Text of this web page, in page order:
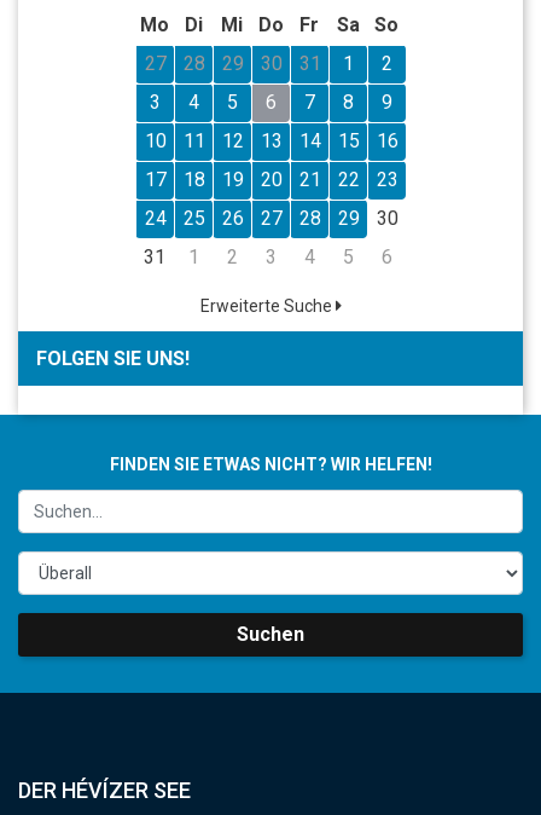
Mo
Di Mi Do Fr Sa
So
27
28 29 30 31 1
2
3
4 5 6 7 8
9
10
11 12 13 14 15
16
17
18 19 20 21 22
23
24
25 26 27 28 29
30
31
1 2 3 4 5 6
Erweiterte Suche
FOLGEN SIE UNS!
FINDEN SIE ETWAS NICHT? WIR HELFEN!
Suchen
DER HÉVÍZER SEE